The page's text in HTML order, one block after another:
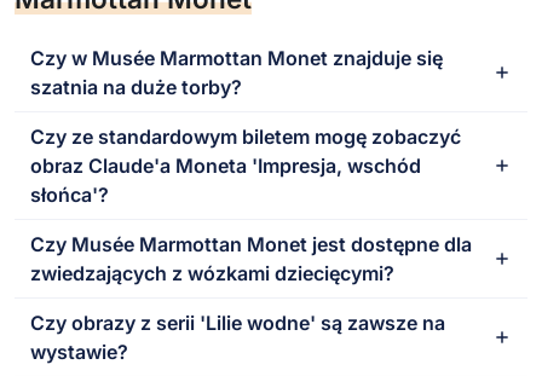
Czy w Musée Marmottan Monet znajduje się
szatnia na duże torby?
Czy ze standardowym biletem mogę zobaczyć
obraz Claude'a Moneta 'Impresja, wschód
słońca'?
Czy Musée Marmottan Monet jest dostępne dla
zwiedzających z wózkami dziecięcymi?
Czy obrazy z serii 'Lilie wodne' są zawsze na
wystawie?